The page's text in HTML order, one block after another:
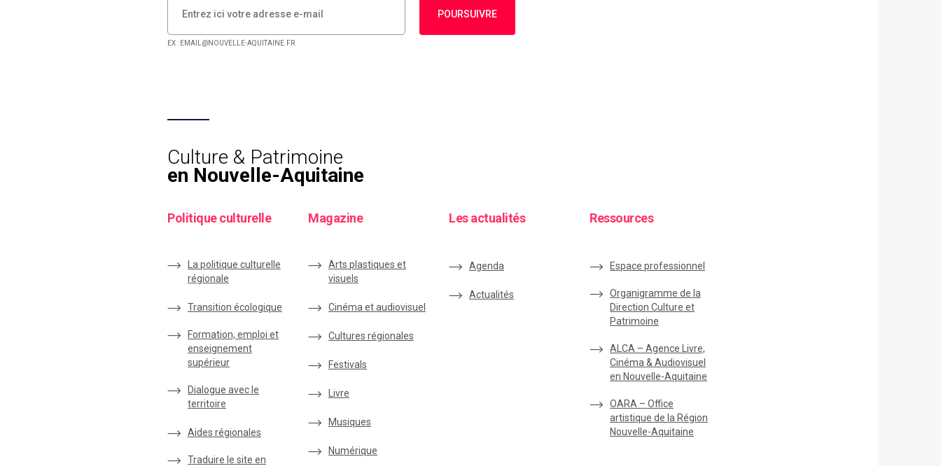
POURSUIVRE
EX : EMAIL@NOUVELLE-AQUITAINE.FR
Culture & Patrimoine
en Nouvelle-Aquitaine
Politique culturelle
La politique culturelle
régionale
Transition écologique
Formation, emploi et
enseignement
supérieur
Dialogue avec le
territoire
Aides régionales
Traduire le site en
Magazine
Arts plastiques et
visuels
Cinéma et audiovisuel
Cultures régionales
Festivals
Livre
Musiques
Numérique
Les actualités
Agenda
Actualités
Ressources
Espace professionnel
Organigramme de la
Direction Culture et
Patrimoine
ALCA – Agence Livre,
Cinéma & Audiovisuel
en Nouvelle-Aquitaine
OARA – Office
artistique de la Région
Nouvelle-Aquitaine